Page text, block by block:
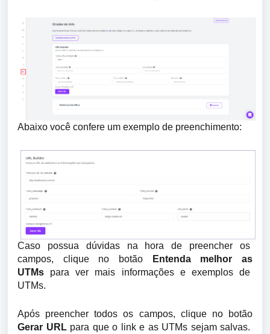
Abaixo você confere um exemplo de preenchimento:
Caso possua dúvidas na hora de preencher os
campos, clique no botão
Entenda melhor as
UTMs para ver mais informações e exemplos de
UTMs.
Após preencher todos os campos, clique no botão
Gerar URL para que o link e as UTMs sejam salvas.